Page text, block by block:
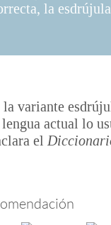
la
la variante
actual lo
el